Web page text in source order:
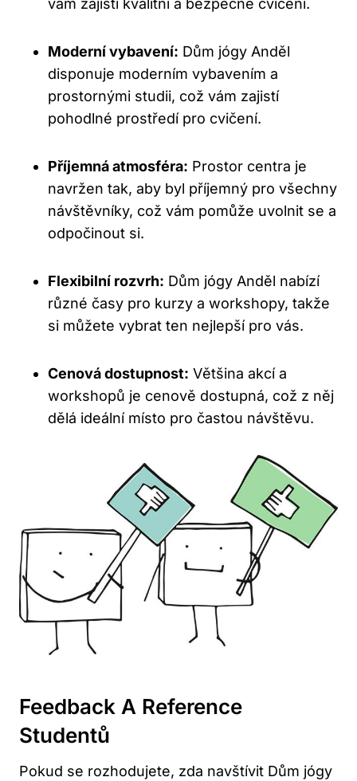
vám zajistí kvalitní a bezpečné cvičení.
Moderní vybavení: Dům jógy Anděl
disponuje moderním vybavením a
prostornými studii, což vám zajistí
pohodlné prostředí pro cvičení.
Příjemná atmosféra: Prostor centra je
navržen tak, aby byl příjemný pro všechny
návštěvníky, což vám pomůže uvolnit se a
odpočinout si.
Flexibilní rozvrh: Dům jógy Anděl nabízí
různé časy pro kurzy a workshopy, takže
si můžete vybrat ten nejlepší pro vás.
Cenová dostupnost: Většina akcí a
workshopů je cenově dostupná, což z něj
dělá ideální místo pro častou návštěvu.
Feedback A Reference
Studentů
Pokud se rozhodujete, zda navštívit Dům jógy